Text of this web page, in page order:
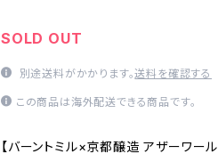
SOLD OUT
別途送料がかかります。送料を確認する
この商品は海外配送できる商品です。
【バーントミル×京都醸造 アザーワ